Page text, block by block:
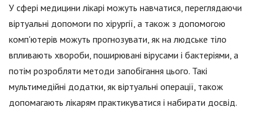
У сфері медицини лікарі можуть навчатися, переглядаючи
віртуальні допомоги по хірургії, а також з допомогою
комп'ютерів можуть прогнозувати, як на людське тіло
впливають хвороби, поширювані вірусами і бактеріями, а
потім розробляти методи запобігання цього. Такі
мультимедійні додатки, як віртуальні операції, також
допомагають лікарям практикуватися і набирати досвід.